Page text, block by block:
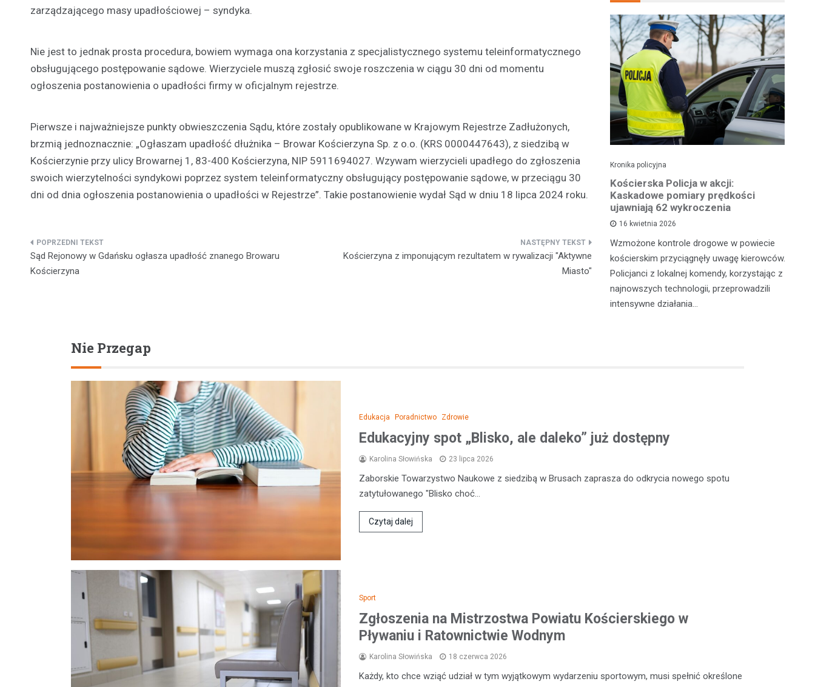
zarządzającego masy upadłościowej – syndyka.
Nie jest to jednak prosta procedura, bowiem wymaga ona korzystania z specjalistycznego systemu teleinformatycznego
obsługującego postępowanie sądowe. Wierzyciele muszą zgłosić swoje roszczenia w ciągu 30 dni od momentu
ogłoszenia postanowienia o upadłości firmy w oficjalnym rejestrze.
Pierwsze i najważniejsze punkty obwieszczenia Sądu, które zostały opublikowane w Krajowym Rejestrze Zadłużonych,
brzmią jednoznacznie: „Ogłaszam upadłość dłużnika – Browar Kościerzyna Sp. z o.o. (KRS 0000447643), z siedzibą w
Kościerzynie przy ulicy Browarnej 1, 83-400 Kościerzyna, NIP 5911694027. Wzywam wierzycieli upadłego do zgłoszenia
swoich wierzytelności syndykowi poprzez system teleinformatyczny obsługujący postępowanie sądowe, w przeciągu 30
dni od dnia ogłoszenia postanowienia o upadłości w Rejestrze”. Takie postanowienie wydał Sąd w dniu 18 lipca 2024 roku.
Nawigacja
wpisu
Sąd Rejonowy w Gdańsku ogłasza upadłość znanego Browaru
Kościerzyna
Kościerzyna z imponującym rezultatem w rywalizacji "Aktywne
Miasto"
Kronika policyjna
19-latek złapany na przekroczeniu
prędkości o 76 km/h stracił prawo
W sobotnie popołudnie, 4 kwietnia 2026
roku, funkcjonariusze z Wydziału Ruchu
Drogowego Komendy Powiatowej Policji w
Kronika policyjna
Kościerska Policja w akcji:
Kaskadowe pomiary prędkości
ujawniają 62 wykroczenia
16 kwietnia 2026
Wzmożone kontrole drogowe w powiecie
kościerskim przyciągnęły uwagę kierowców.
Policjanci z lokalnej komendy, korzystając z
najnowszych technologii, przeprowadzili
intensywne działania…
Nie Przegap
Edukacja Poradnictwo Zdrowie
Edukacyjny spot „Blisko, ale daleko” już dostępny
Karolina Słowińska 23 lipca 2026
Zaborskie Towarzystwo Naukowe z siedzibą w Brusach zaprasza do odkrycia nowego spotu
zatytułowanego "Blisko choć…
Czytaj dalej
Sport
Zgłoszenia na Mistrzostwa Powiatu Kościerskiego w
Pływaniu i Ratownictwie Wodnym
Karolina Słowińska 18 czerwca 2026
Każdy, kto chce wziąć udział w tym wyjątkowym wydarzeniu sportowym, musi spełnić określone